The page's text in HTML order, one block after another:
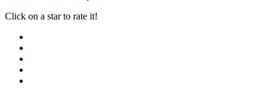
Click on a star to rate it!